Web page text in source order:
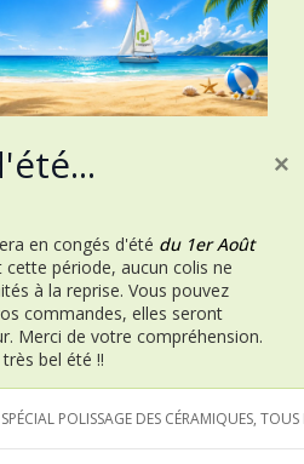
en congés d'été du 1er Août
cette période, aucun colis ne
à la reprise. Vous pouvez
commandes, elles seront
Merci de votre compréhension.
bel été !!
×
POLISSAGE DES CÉRAMIQUES,